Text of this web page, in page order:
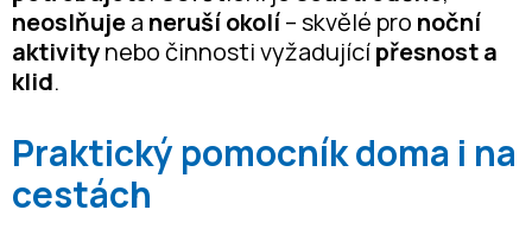
neoslňujea neruší okolí– skvělé pro noční
aktivitynebo činnosti vyžadujícípřesnost a
klid.
Praktický pomocník doma i na
cestách